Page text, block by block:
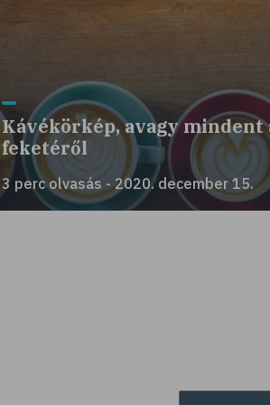
Kávékörkép, avagy mindent
feketéről
3 perc olvasás - 2020. december 15.